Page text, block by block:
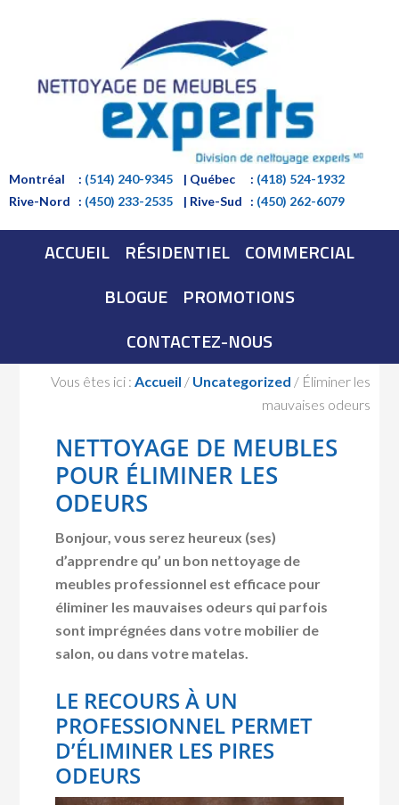
Montréal : (514) 240-9345 | Québec : (418) 524-1932
Rive-Nord
: (450) 233-2535 | Rive-Sud : (450) 262-6079
ACCUEIL RÉSIDENTIEL COMMERCIAL
BLOGUE
PROMOTIONS
CONTACTEZ-NOUS
Vous êtes ici : Accueil / Uncategorized /Éliminer les
mauvaises odeurs
NETTOYAGE DE MEUBLES
POUR ÉLIMINER LES
ODEURS
Bonjour, vous serez heureux (ses)
d’apprendre qu’ un bon nettoyage de
meubles professionnel est efficace pour
éliminer les mauvaises odeurs qui parfois
sont imprégnées dans votre mobilier de
salon, ou dans votre matelas.
LE RECOURS À UN
PROFESSIONNEL PERMET
D’ÉLIMINER LES PIRES
ODEURS